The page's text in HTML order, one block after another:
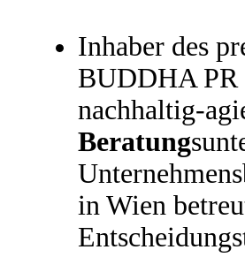
Inhaber des
BUDDHA
nachhaltig-
Beratung
in Wien